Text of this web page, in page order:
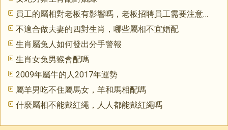
員工的屬相對老板有影響嗎，老板招聘員工需要注意什麼
不適合做夫妻的四對生肖，哪些屬相不宜婚配
生肖屬兔人如何發出分手警報
生肖女兔男猴會配嗎
2009年屬牛的人2017年運勢
屬羊男吃不住屬馬女，羊和馬相配嗎
什麼屬相不能戴紅繩，人人都能戴紅繩嗎